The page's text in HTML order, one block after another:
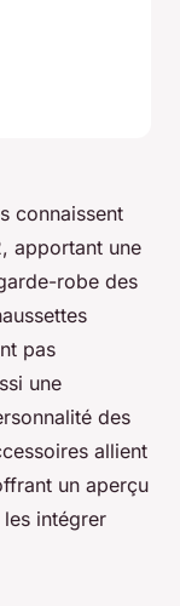
connaissent
apportant une
robe des
pas
une
des
allient
un aperçu
intégrer